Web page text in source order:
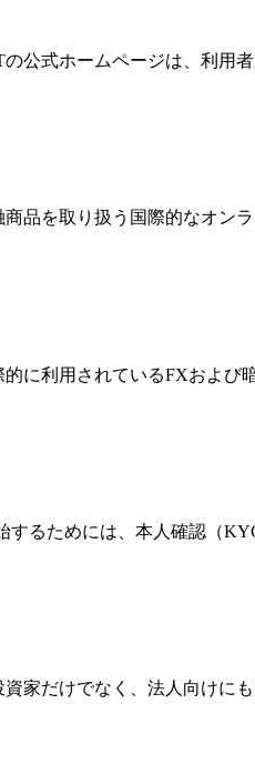
公式ホームページは、利用
品を取り扱う国際的なオン
に利用されているFXおよ
するためには、本人確認（
家だけでなく、法人向けに